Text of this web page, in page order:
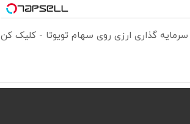
سرمایه گذاری ارزی روی سهام تویوتا - کلیک کن